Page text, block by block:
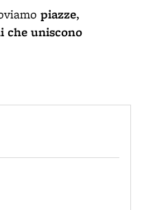
piazze,
che uniscono